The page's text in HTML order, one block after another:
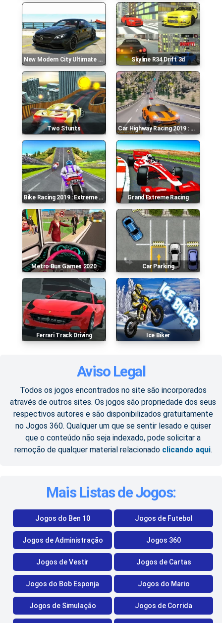
New Modern City Ultimate Car 3d Skyline R34 Drift 3d
Two Stunts Car Highway Racing 2019 : Car Racing Simulator
Bike Racing 2019 : Extreme Bike Race Grand Extreme Racing
Metro Bus Games 2020 Car Parking
Ferrari Track Driving Ice Biker
Aviso Legal
Todos os jogos encontrados no site são incorporados
através de outros sites. Os jogos são propriedade dos seus
respectivos autores e são disponibilizados gratuitamente
no Jogos 360. Qualquer um que se sentir lesado e quiser
que o conteúdo não seja indexado, pode solicitar a
remoção de qualquer material relacionado clicando aqui.
Mais Listas de Jogos:
Jogos do Ben 10 Jogos de Futebol
Jogos de Administração Jogos 360
Jogos de Vestir Jogos de Cartas
Jogos do Bob Esponja Jogos do Mario
Jogos de Simulação Jogos de Corrida